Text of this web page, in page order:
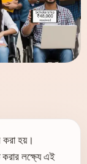
হয়।
করার লক্ষ্যে এই